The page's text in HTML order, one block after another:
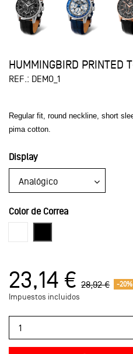
HUMMINGBIRD PRINTED
REF.: DEMO_1
Regular fit, round neckline, short
pima cotton.
Display
Color de Correa
23,14 € 28,92 € -20%
Impuestos incluidos